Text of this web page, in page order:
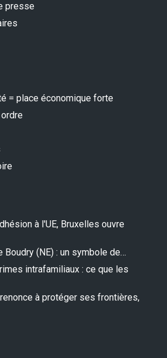
presse
= place économique forte
à l'UE, Bruxelles ouvre
Boudry (NE) : un symbole de…
intrafamiliaux : ce que les
à protéger ses frontières,